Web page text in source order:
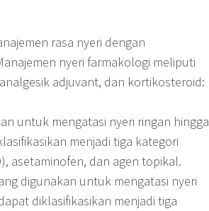
rasa nyeri dengan
nyeri farmakologi meliputi
adjuvant, dan kortikosteroid:
untuk mengatasi nyeri ringan hingga
menjadi tiga kategori
asetaminofen, dan agen topikal.
digunakan untuk mengatasi nyeri
diklasifikasikan menjadi tiga